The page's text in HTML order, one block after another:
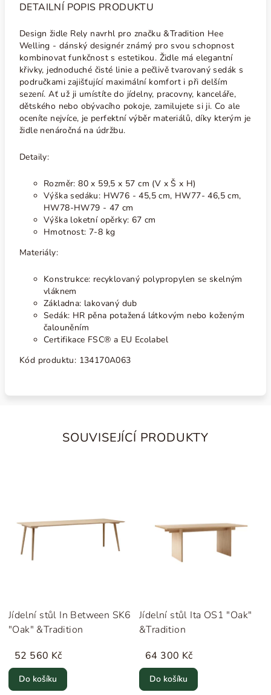
DETAILNÍ POPIS PRODUKTU
Design židle Rely navrhl pro značku &Tradition Hee
Welling - dánský designérznámý pro svou schopnost
kombinovat funkčnost s estetikou. Židle máelegantní
křivky, jednoduché čisté linie a pečlivě tvarovaný sedák s
područkami zajišťující maximální komfort i při delším
sezení. Ať už ji umístíte do jídelny, pracovny, kanceláře,
dětského nebo obývacího pokoje, zamilujete si ji. Co ale
oceníte nejvíce, je perfektní výběr materiálů, díky kterým je
židle nenáročná na údržbu.
Detaily:
Rozměr: 80 x 59,5 x 57 cm (V x Š x H)
Výška sedáku: HW76 - 45,5 cm, HW77- 46,5 cm,
HW78-HW79 - 47 cm
Výška loketní opěrky: 67 cm
Hmotnost: 7-8 kg
Materiály:
Konstrukce: recyklovaný polypropylen se skelným
vláknem
Základna: lakovaný dub
Sedák: HR pěna potažená látkovým nebo koženým
čalouněním
Certifikace FSC® a EU Ecolabel
Kód produktu: 134170A063
SOUVISEJÍCÍ PRODUKTY
Jídelní stůl In Between SK6
"Oak" &Tradition
52 560 Kč
Do košíku
Jídelní stůl Ita OS1 "Oak"
&Tradition
64 300 Kč
Do košíku